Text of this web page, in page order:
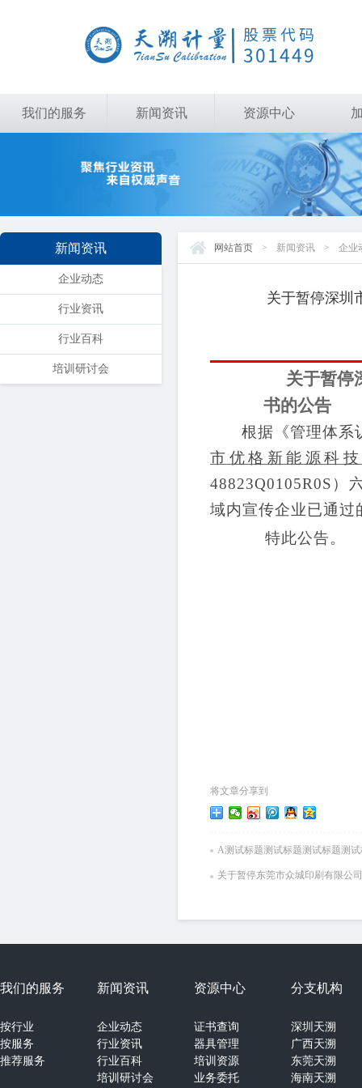
我们的服务 新闻资讯 资源中心
新闻资讯
企业动态
行业资讯
行业百科
培训研讨会
网站首页 > 新闻资讯 > 企业
关于暂停深圳
关于暂停
书的公告
根据《管理体系
市优格新能源科
48823Q0105R0S ）
域内宣传企业已通过
特此公告。
将文章分享到
A测试标题测试标题测试标题测
关于暂停东莞市众城印刷有限公
我们的服务
按行业
按服务
推荐服务
新闻资讯
企业动态
行业资讯
行业百科
培训研讨会
资源中心
证书查询
器具管理
培训资源
业务委托
分支机构
深圳天溯
广西天溯
东莞天溯
海南天溯